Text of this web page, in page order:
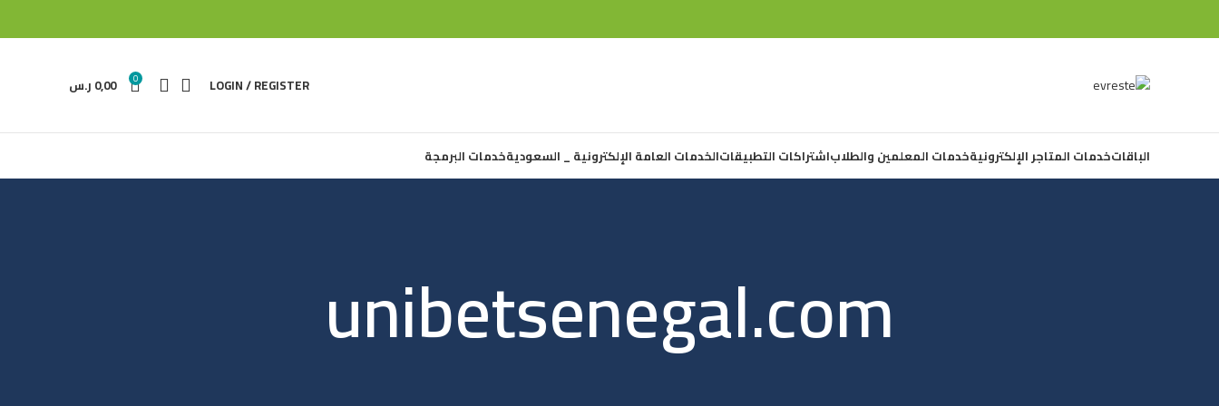
LOGIN / REGISTER
0
0,00 ر.س
الباقاتخدمات المتاجر الإلكترونيةخدمات المعلمين والطلاباشتراكات التطبيقاتالخدمات العامة الإلكترونية _ السعوديةخدمات البرمجة
unibetsenegal.com